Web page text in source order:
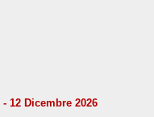
12 Dicembre 2026